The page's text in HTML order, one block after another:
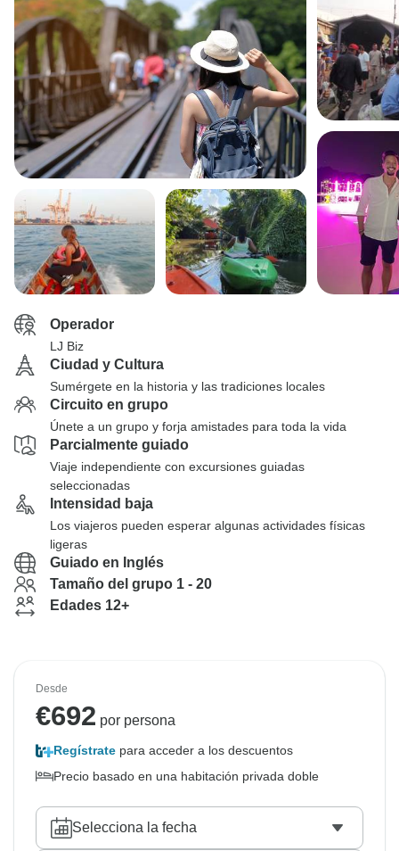
Operador
LJ Biz
Ciudad y Cultura
Sumérgete en la historia y las tradiciones locales
Circuito en grupo
Únete a un grupo y forja amistades para toda la vida
Parcialmente guiado
Viaje independiente con excursiones guiadas
seleccionadas
Intensidad baja
Los viajeros pueden esperar algunas actividades físicas
ligeras
Guiado en Inglés
Tamaño del grupo 1 - 20
Edades 12+
Desde
€692 por persona
Regístrate para acceder a los descuentos
Precio basado en una habitación privada doble
Selecciona la fecha